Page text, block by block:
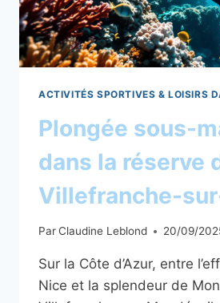
ACTIVITÉS SPORTIVES & LOISIRS
Plongée sous-
dans la réserve
Villefranche-
ParClaudine Leblond 20/09/
Sur la Côte d’Azur, entre
Nice et la splendeur de